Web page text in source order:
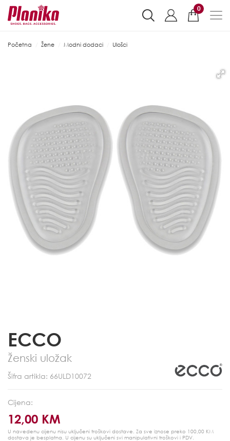
0
Početna Žene Modni dodaci Ulošci
ECCO
Ženski uložak
Šifra artikla: 66ULD10072
Cijena:
12,00 KM
U navedenu cijenu nisu uključeni troškovi dostave. Za sve iznose preko 100,00 KM
dostava je besplatna. U cijenu su uključeni svi manipulativni troškovi i PDV.